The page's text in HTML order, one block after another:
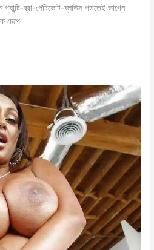
ব্রা-পেটিকোট-ব্লাউস পড়তেই ভাগ্নে
চেপে